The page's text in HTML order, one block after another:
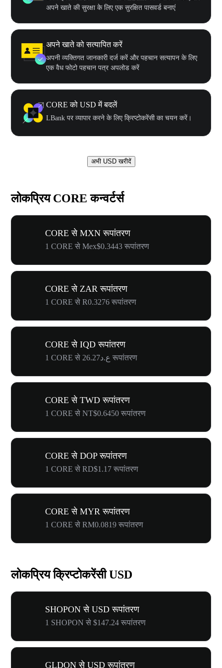
अपने खाते की सुरक्षा के लिए एक सुरक्षित पासवर्ड बनाएं
अपने खाते को सत्यापित करें
अपनी व्यक्तिगत जानकारी दर्ज करें और पहचान सत्यापन के लिए
एक वैध फोटो पहचान पत्र अपलोड करें
CORE को USD में बदलें
LBank पर व्यापार करने के लिए क्रिप्टोकरेंसी का चयन करें।
अभी USD खरीदें
लोकप्रिय CORE कन्वर्टर्स
CORE से MXN रूपांतरण
1 CORE से Mex$0.3443 रूपांतरण
CORE से ZAR रूपांतरण
1 CORE से R0.3276 रूपांतरण
CORE से IQD रूपांतरण
1 CORE से ع.د26.27 रूपांतरण
CORE से TWD रूपांतरण
1 CORE से NT$0.6450 रूपांतरण
CORE से DOP रूपांतरण
1 CORE से RD$1.17 रूपांतरण
CORE से MYR रूपांतरण
1 CORE से RM0.0819 रूपांतरण
लोकप्रिय क्रिप्टोकरेंसी USD
SHOPON से USD रूपांतरण
1 SHOPON से $147.24 रूपांतरण
GLDON से USD रूपांतरण